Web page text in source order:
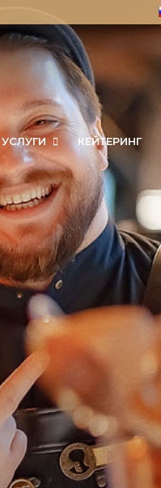
УСЛУГИ КЕЙТЕРИНГ